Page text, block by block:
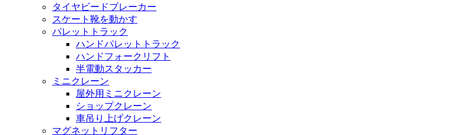
タイヤビードブレーカー
スケート靴を動かす
パレットトラック
ハンドパレットトラック
ハンドフォークリフト
半電動スタッカー
ミニクレーン
屋外用ミニクレーン
ショップクレーン
車吊り上げクレーン
マグネットリフター